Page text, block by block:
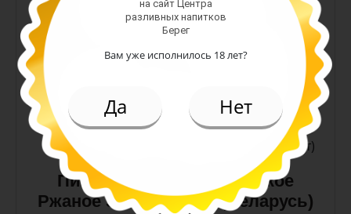
Арт. 10990
темное
Алк: 5%
Плотность: 11.6%
186.00 руб.
(шт)
Пиво Лидское Жигулевское
Ржаное 5,0% с/т 0,5 л (Беларусь)
на сайт Центра
разливных напитков
Берег
Вам уже исполнилось 18 лет?
Да Нет